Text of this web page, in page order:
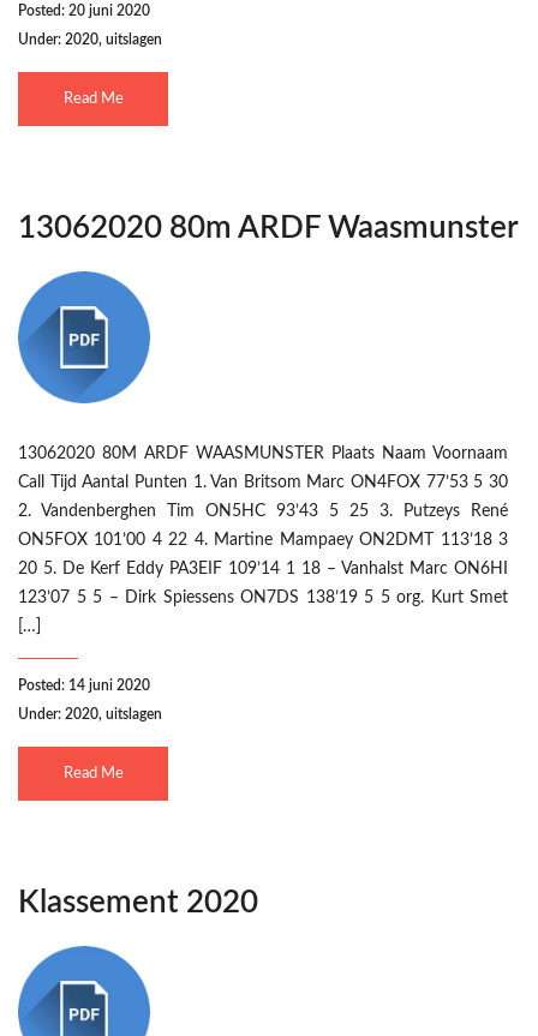
Posted: 20 juni 2020
Under: 2020, uitslagen
Read Me
13062020 80m ARDF Waasmunster
13062020 80M ARDF WAASMUNSTER Plaats Naam Voornaam
Call Tijd Aantal Punten 1. Van Britsom Marc ON4FOX 77’53 5 30
2. Vandenberghen Tim ON5HC 93’43 5 25 3. Putzeys René
ON5FOX 101’00 4 22 4. Martine Mampaey ON2DMT 113’18 3
20 5. De Kerf Eddy PA3EIF 109’14 1 18 – Vanhalst Marc ON6HI
123’07 5 5 – Dirk Spiessens ON7DS 138’19 5 5 org. Kurt Smet
[…]
Posted: 14 juni 2020
Under: 2020, uitslagen
Read Me
Klassement 2020